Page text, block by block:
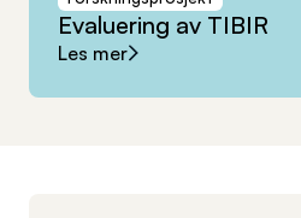
Evaluering av TIBIR
Les mer